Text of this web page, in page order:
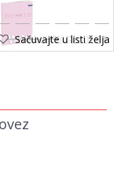
10 11 12 13 14
15
23 24 25
Sačuvajte u listi želja